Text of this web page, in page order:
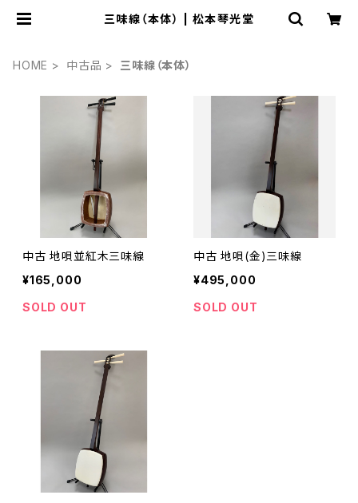
三味線（本体） | 松本琴光堂
HOME 中古品 三味線（本体）
中古 地唄並紅木三味線
¥165,000
SOLD OUT
中古 地唄(金)三味線
¥495,000
SOLD OUT